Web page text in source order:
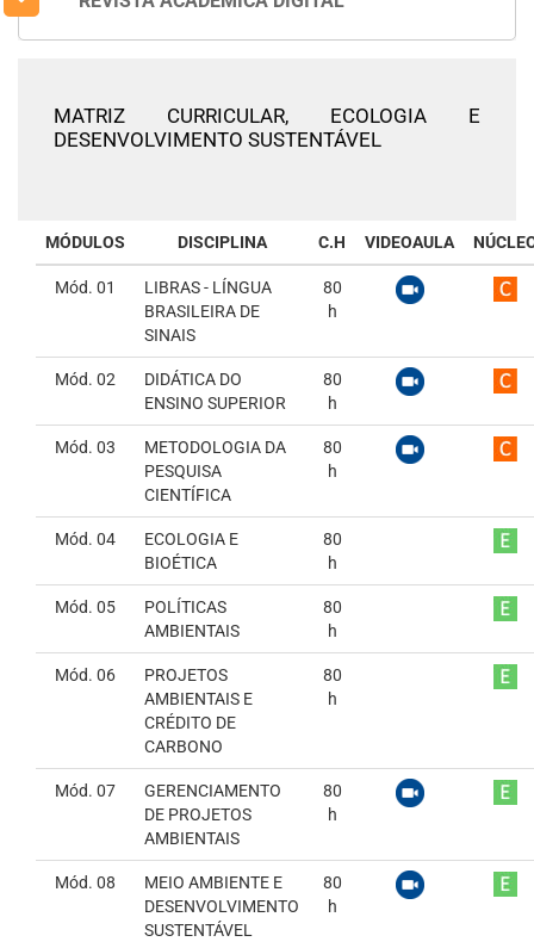
MATRIZ CURRICULAR, ECOLOGIA E
DESENVOLVIMENTO SUSTENTÁVEL
MÓDULOS DISCIPLINA C.H VIDEOAULA
Mód. 01
LIBRAS - LÍNGUA
BRASILEIRA DE
SINAIS
80
h
Mód. 02
DIDÁTICA DO
ENSINO SUPERIOR
80
h
Mód. 03
METODOLOGIA DA
PESQUISA
CIENTÍFICA
80
h
Mód. 04
ECOLOGIA E
BIOÉTICA
80
h
Mód. 05
POLÍTICAS
AMBIENTAIS
80
h
Mód. 06
PROJETOS
AMBIENTAIS E
CRÉDITO DE
CARBONO
80
h
Mód. 07
GERENCIAMENTO
DE PROJETOS
AMBIENTAIS
80
h
Mód. 08
MEIO AMBIENTE E
DESENVOLVIMENTO
SUSTENTÁVEL
80
h